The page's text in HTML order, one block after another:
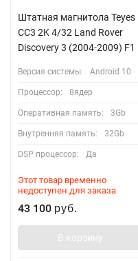
Штатная магнитола Teyes
CC3 2K 4/32 Land Rover
Discovery 3 (2004-2009) F1
Версия системы: Android 10
Процессор: 8ядер
Оперативная память: 3Gb
Внутренняя память: 32Gb
DSP процессор: Да
Этот товар временно
недоступен для заказа
43 100 руб.
В корзину